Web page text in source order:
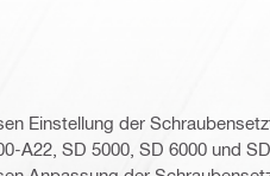
Einstellung der
A22, SD 5000, SD 6000 und